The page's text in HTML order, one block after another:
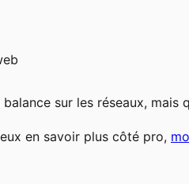
sur les réseaux, mais
en savoir plus côté pro,